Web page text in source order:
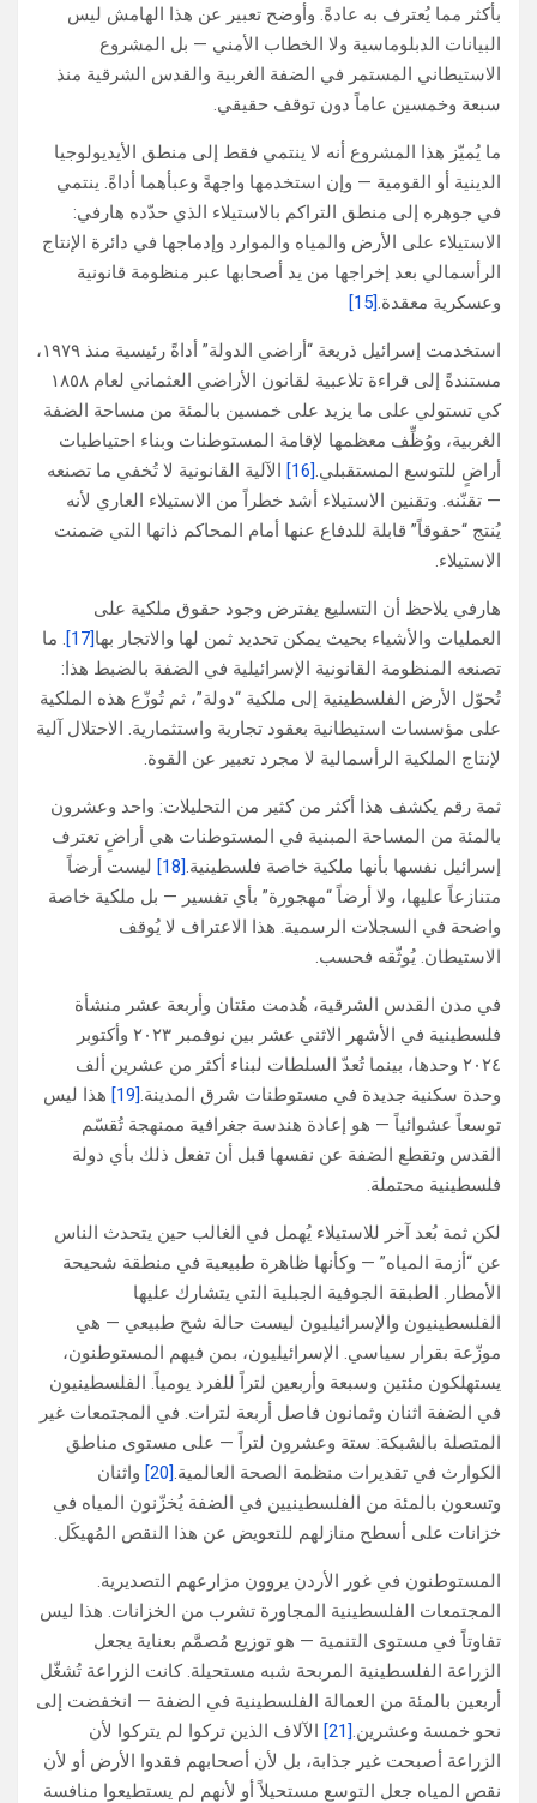
بأكثر مما يُعترف به عادةً. وأوضح تعبير عن هذا الهامش ليس
البيانات الدبلوماسية ولا الخطاب الأمني — بل المشروع
الاستيطاني المستمر في الضفة الغربية والقدس الشرقية منذ
سبعة وخمسين عاماً دون توقف حقيقي.
ما يُميّز هذا المشروع أنه لا ينتمي فقط إلى منطق الأيديولوجيا
الدينية أو القومية — وإن استخدمها واجهةً وعبأهما أداةً. ينتمي
في جوهره إلى منطق التراكم بالاستيلاء الذي حدّده هارفي:
الاستيلاء على الأرض والمياه والموارد وإدماجها في دائرة الإنتاج
الرأسمالي بعد إخراجها من يد أصحابها عبر منظومة قانونية
وعسكرية معقدة.[15]
استخدمت إسرائيل ذريعة “أراضي الدولة” أداةً رئيسية منذ ١٩٧٩،
مستندةً إلى قراءة تلاعبية لقانون الأراضي العثماني لعام ١٨٥٨
كي تستولي على ما يزيد على خمسين بالمئة من مساحة الضفة
الغربية، ووُظِّف معظمها لإقامة المستوطنات وبناء احتياطيات
أراضٍ للتوسع المستقبلي.[16]
الآلية القانونية لا تُخفي ما تصنعه
— تقنّنه. وتقنين الاستيلاء أشد خطراً من الاستيلاء العاري لأنه
يُنتج “حقوقاً” قابلة للدفاع عنها أمام المحاكم ذاتها التي ضمنت
الاستيلاء.
هارفي يلاحظ أن التسليع يفترض وجود حقوق ملكية على
العمليات والأشياء بحيث يمكن تحديد ثمن لها والاتجار بها[17]
. ما
تصنعه المنظومة القانونية الإسرائيلية في الضفة بالضبط هذا:
تُحوّل الأرض الفلسطينية إلى ملكية “دولة”، ثم تُوزّع هذه الملكية
على مؤسسات استيطانية بعقود تجارية واستثمارية. الاحتلال آلية
لإنتاج الملكية الرأسمالية لا مجرد تعبير عن القوة.
ثمة رقم يكشف هذا أكثر من كثير من التحليلات: واحد وعشرون
بالمئة من المساحة المبنية في المستوطنات هي أراضٍ تعترف
إسرائيل نفسها بأنها ملكية خاصة فلسطينية.[18]
ليست أرضاً
متنازعاً عليها، ولا أرضاً “مهجورة” بأي تفسير — بل ملكية خاصة
واضحة في السجلات الرسمية. هذا الاعتراف لا يُوقف
الاستيطان. يُوثّقه فحسب.
في مدن القدس الشرقية، هُدمت مئتان وأربعة عشر منشأة
فلسطينية في الأشهر الاثني عشر بين نوفمبر ٢٠٢٣ وأكتوبر
٢٠٢٤ وحدها، بينما تُعدّ السلطات لبناء أكثر من عشرين ألف
وحدة سكنية جديدة في مستوطنات شرق المدينة.[19]
هذا ليس
توسعاً عشوائياً — هو إعادة هندسة جغرافية ممنهجة تُقسّم
القدس وتقطع الضفة عن نفسها قبل أن تفعل ذلك بأي دولة
فلسطينية محتملة.
لكن ثمة بُعد آخر للاستيلاء يُهمل في الغالب حين يتحدث الناس
عن “أزمة المياه” — وكأنها ظاهرة طبيعية في منطقة شحيحة
الأمطار. الطبقة الجوفية الجبلية التي يتشارك عليها
الفلسطينيون والإسرائيليون ليست حالة شح طبيعي — هي
موزّعة بقرار سياسي. الإسرائيليون، بمن فيهم المستوطنون،
يستهلكون مئتين وسبعة وأربعين لتراً للفرد يومياً. الفلسطينيون
في الضفة اثنان وثمانون فاصل أربعة لترات. في المجتمعات غير
المتصلة بالشبكة: ستة وعشرون لتراً — على مستوى مناطق
الكوارث في تقديرات منظمة الصحة العالمية.[20]
واثنان
وتسعون بالمئة من الفلسطينيين في الضفة يُخزّنون المياه في
خزانات على أسطح منازلهم للتعويض عن هذا النقص المُهيكَل.
المستوطنون في غور الأردن يروون مزارعهم التصديرية.
المجتمعات الفلسطينية المجاورة تشرب من الخزانات. هذا ليس
تفاوتاً في مستوى التنمية — هو توزيع مُصمَّم بعناية يجعل
الزراعة الفلسطينية المربحة شبه مستحيلة. كانت الزراعة تُشغّل
أربعين بالمئة من العمالة الفلسطينية في الضفة — انخفضت إلى
نحو خمسة وعشرين.[21]
الآلاف الذين تركوا لم يتركوا لأن
الزراعة أصبحت غير جذابة، بل لأن أصحابهم فقدوا الأرض أو لأن
نقص المياه جعل التوسع مستحيلاً أو لأنهم لم يستطيعوا منافسة